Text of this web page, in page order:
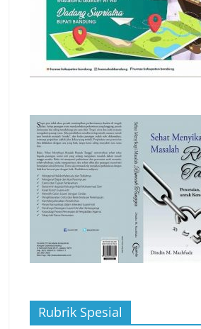
Rubrik Spesial